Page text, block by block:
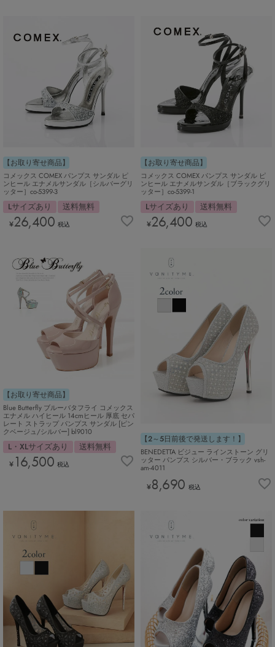
【お取り寄せ商品】
コメックス COMEX パンプス サンダル ピ
ンヒール エナメルサンダル［シルバーグリ
ッター］co-5399-3
Lサイズあり 送料無料
¥26,400 税込
【お取り寄せ商品】
コメックス COMEX パンプス サンダル ピ
ンヒール エナメルサンダル［ブラックグリ
ッター］co-5399-1
Lサイズあり 送料無料
¥26,400 税込
【お取り寄せ商品】
Blue Butterfly ブルーバタフライ コメックス
エナメル ハイヒール 14cmヒール 厚底 セパ
レート ストラップ パンプス サンダル [ピン
クベージュ/シルバー] bl9010
L・XLサイズあり 送料無料
¥ 16,500 税込
【2～5日前後で発送します！】
BENEDETTA ビジュー ラインストーン グリ
ッター パンプス シルバー・ブラック vsh-
am-4011
¥8,690 税込